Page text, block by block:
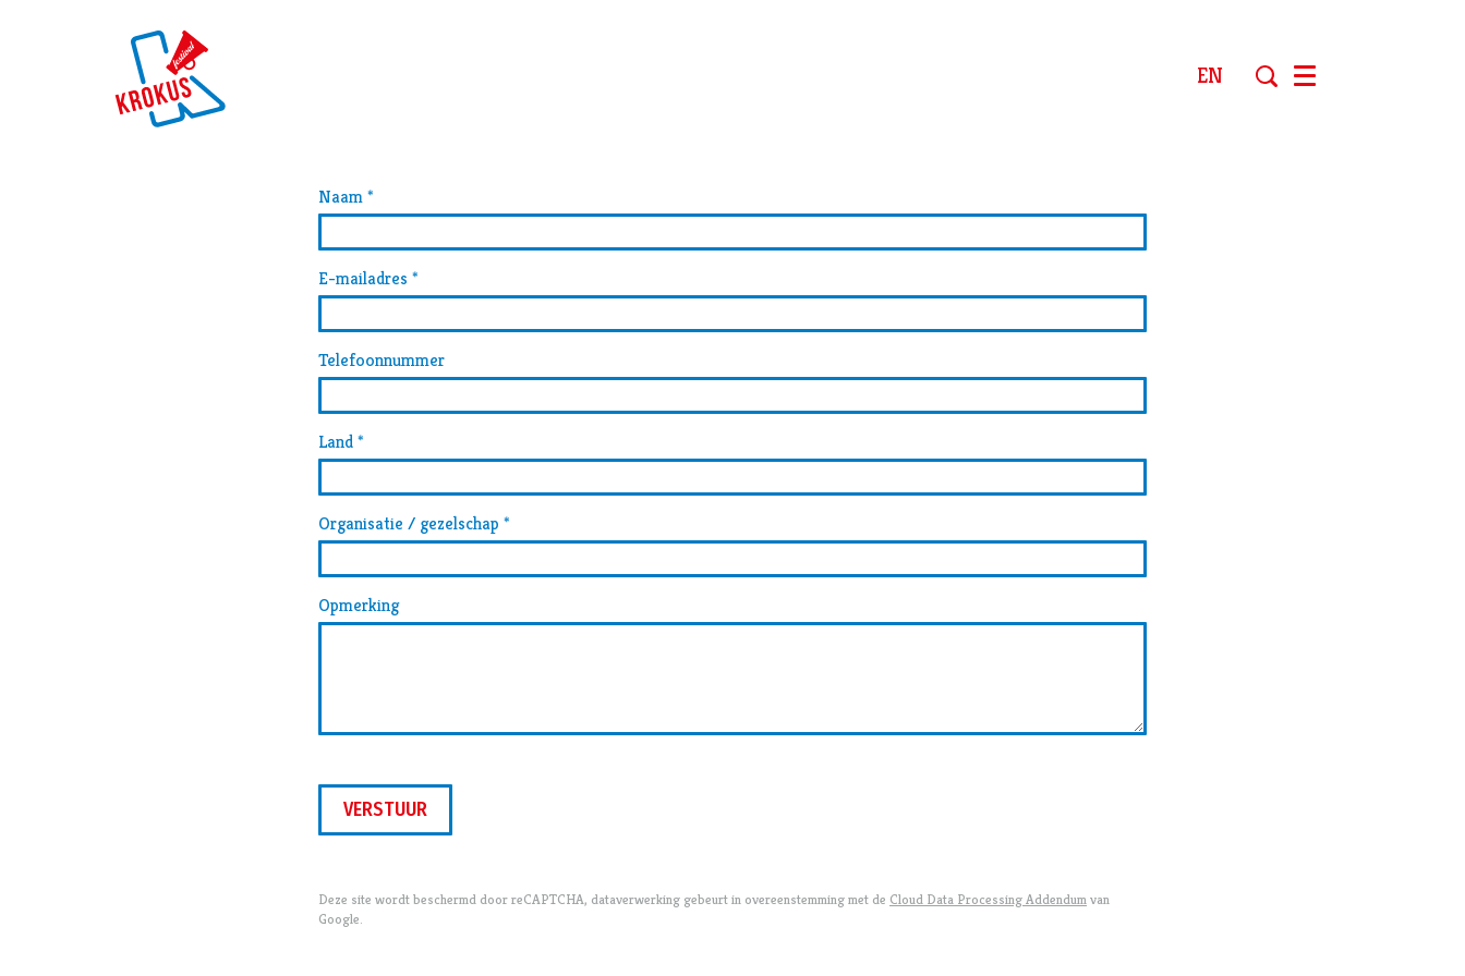
EN Menu
Naam*
E-mailadres *
Telefoonnummer
Land*
Organisatie / gezelschap *
Opmerking
VERSTUUR
Deze site wordt beschermd door reCAPTCHA, dataverwerking gebeurt in overeenstemming met de Cloud Data Processing Addendumvan
Google.